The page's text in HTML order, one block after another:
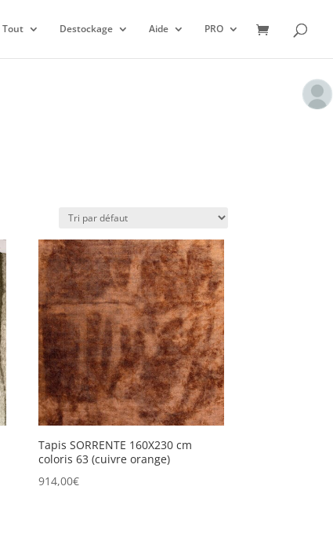
Tout Destockage Aide PRO
Tapis SORRENTE 160X230 cm
coloris 63 (cuivre orange)
914,00€